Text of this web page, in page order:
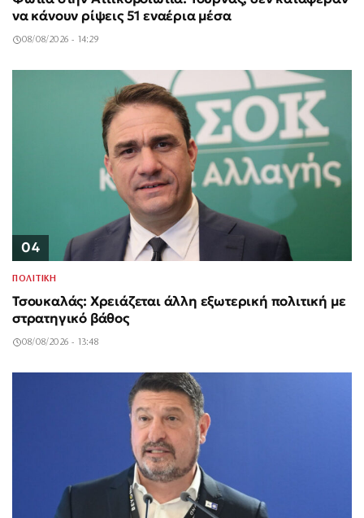
να κάνουν ρίψεις 51 εναέρια μέσα
08/08/2026 - 14:29
04
ΠΟΛΙΤΙΚΗ
Τσουκαλάς: Χρειάζεται άλλη εξωτερική πολιτική με
στρατηγικό βάθος
08/08/2026 - 13:48